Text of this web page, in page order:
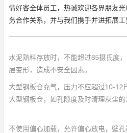
情好客全体员工，热诚欢迎各界朋友
务合作关系，并与我们携手并进拓展工
水泥熟料存放时，不能超过85摄氏度
层变形，造成不安全因素。
大型钢板仓充气，压力不应超过10-12
大型钢板仓，如孔隙度及时清理灰尘的
不使用偏心加载，允许偏心放电，